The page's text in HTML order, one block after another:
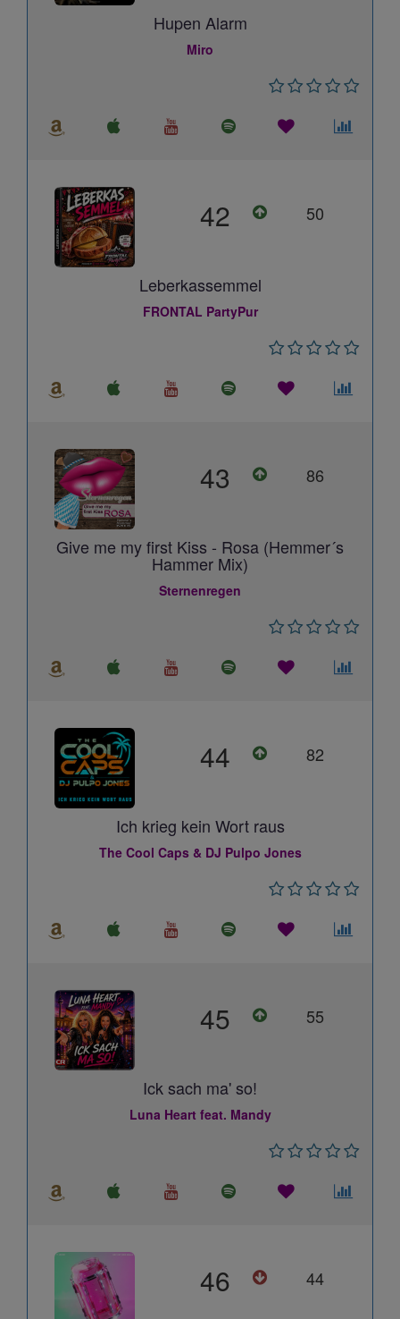
Hupen Alarm
Miro
42 50
Leberkassemmel
FRONTAL PartyPur
43 86
Give me my first Kiss - Rosa (Hemmer´s
Hammer Mix)
Sternenregen
44 82
Ich krieg kein Wort raus
The Cool Caps & DJ Pulpo Jones
45 55
Ick sach ma' so!
Luna Heart feat. Mandy
46 44